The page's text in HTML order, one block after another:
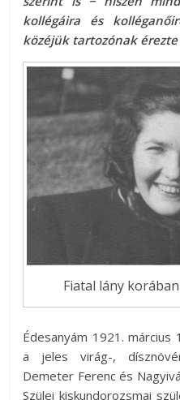
kollégáira és
közéjük tartozónak
Fiatal lány
Édesanyám 1921.
a jeles virág-,
Demeter Ferenc és
Szülei kiskundorozsmai